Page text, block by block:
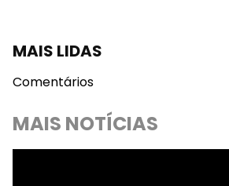
MAIS LIDAS
Comentários
MAIS NOTÍCIAS